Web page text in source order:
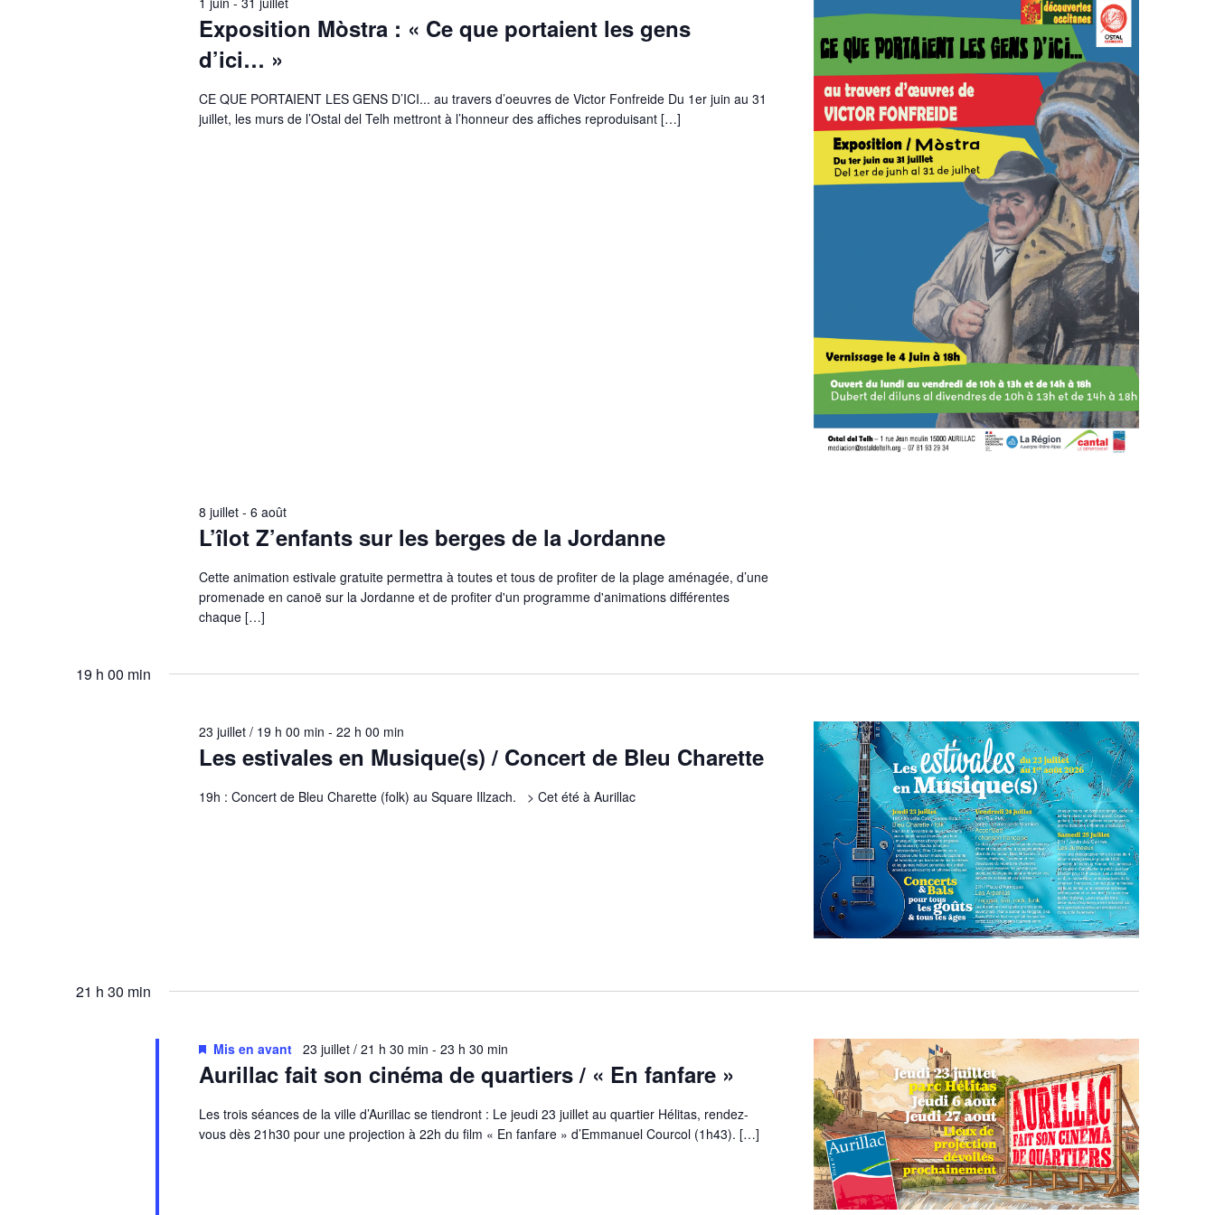
Exposition Mòstra : « Ce que portaient les gens
d’ici… »
CE QUE PORTAIENT LES GENS D’ICI... au travers d’oeuvres de Victor Fonfreide Du 1er juin au 31
juillet, les murs de l’Ostal del Telh mettront à l’honneur des affiches reproduisant […]
L’îlot Z’enfants sur les berges de la Jordanne
8 juillet- 6 août
Cette animation estivale gratuite permettra à toutes et tous de profiter de la plage aménagée, d’une
promenade en canoë sur la Jordanne et de profiter d'un programme d'animations différentes
chaque […]
19 h 00 min
Les estivales en Musique(s) / Concert de Bleu Charette
23 juillet / 19 h 00 min - 22 h 00 min
19h : Concert de Bleu Charette (folk) au Square Illzach. > Cet été à Aurillac
21 h 30 min
Aurillac fait son cinéma de quartiers / « En fanfare »
Mis en avant 23 juillet / 21 h 30 min - 23 h 30 min
Les trois séances de la ville d’Aurillac se tiendront : Le jeudi 23 juillet au quartier Hélitas, rendez-
vous dès 21h30 pour une projection à 22h du film « En fanfare » d’Emmanuel Courcol (1h43). […]